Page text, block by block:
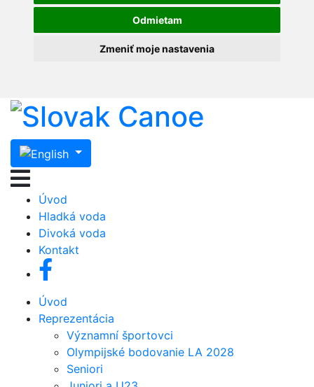
Odmietam
Zmeniť moje nastavenia
Úvod
Hladká voda
Divoká voda
Kontakt
Úvod
Reprezentácia
Významní športovci
Olympijské bodovanie LA 2028
Seniori